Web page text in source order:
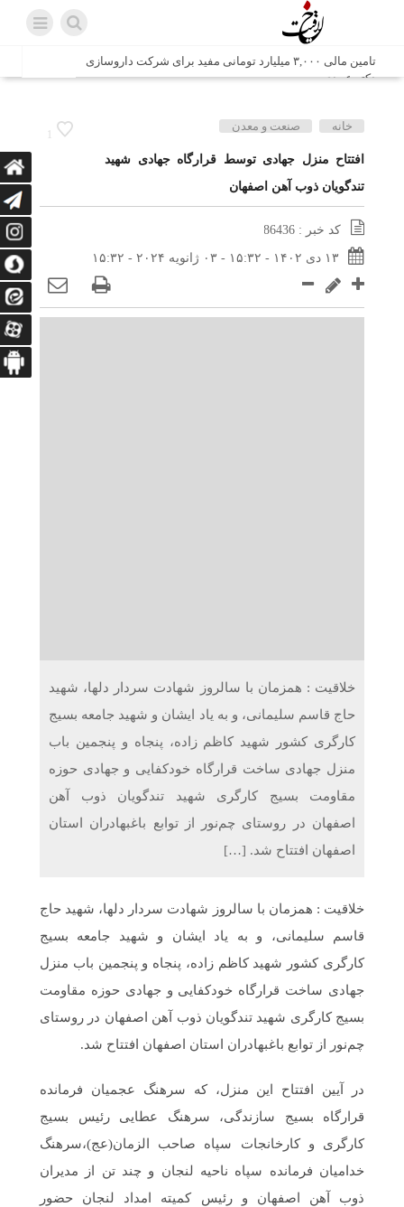
تامین مالی ۳,۰۰۰ میلیارد تومانی مفید برای شرکت داروسازی
دکتر عبیدی
شش وزیر کابینه پاکستان با حضور در سفارت ایران در اسلام
اتابک: ظرفیت های جدید همکاری‌های تجاری ایران و پاکستان با
محوریت بخش خصوصی فعال می‌شود
در مسیر جا‌مانده‌ها، دل‌ها به کربلا رسیده است
وزیر صمت خواستار پیگیری کانتینرهای ایرانی در بندر کراچی
شد / تجارت ۱۰ میلیارد دلاری ایران و پاکستان
1
خانه صنعت و معدن
افتتاح منزل جهادی توسط قرارگاه جهادی شهید
تندگویان ذوب آهن اصفهان
کد خبر : 86436
۱۳ دی ۱۴۰۲ - ۱۵:۳۲ - ۰۳ ژانویه ۲۰۲۴ - ۱۵:۳۲
خلاقیت : همزمان با سالروز شهادت سردار دلها، شهید
حاج قاسم سلیمانی، و به یاد ایشان و شهید جامعه بسیج
کارگری کشور شهید کاظم زاده، پنجاه و پنجمین باب
منزل جهادی ساخت قرارگاه خودکفایی و جهادی حوزه
مقاومت بسیج کارگری شهید تندگویان ذوب آهن
اصفهان در روستای چم‌نور از توابع باغبهادران استان
اصفهان افتتاح شد. […]
خلاقیت : همزمان با سالروز شهادت سردار دلها، شهید حاج
قاسم سلیمانی، و به یاد ایشان و شهید جامعه بسیج
کارگری کشور شهید کاظم زاده، پنجاه و پنجمین باب منزل
جهادی ساخت قرارگاه خودکفایی و جهادی حوزه مقاومت
بسیج کارگری شهید تندگویان ذوب آهن اصفهان در روستای
چم‌نور از توابع باغبهادران استان اصفهان افتتاح شد.
در آیین افتتاح این منزل، که سرهنگ عجمیان فرمانده
قرارگاه بسیج سازندگی، سرهنگ عطایی رئیس بسیج
کارگری و کارخانجات سپاه صاحب الزمان(عج)،سرهنگ
خدامیان فرمانده سپاه ناحیه لنجان و چند تن از مدیران
ذوب آهن اصفهان و رئیس کمیته امداد لنجان حضور